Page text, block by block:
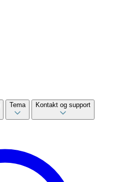
Tema Kontakt og support